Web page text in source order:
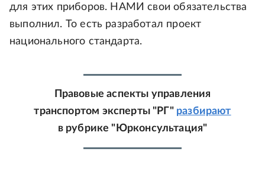
для этих приборов. НАМИ свои обязательства
выполнил. То есть разработал проект
национального стандарта.
Правовые аспекты управления
транспортом эксперты "РГ" разбирают
в рубрике "Юрконсультация"